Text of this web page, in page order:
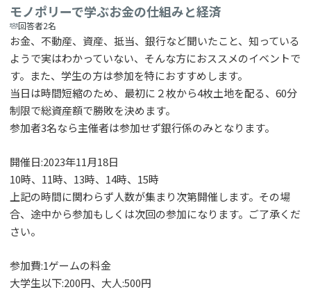
モノポリーで学ぶお金の仕組みと経済
回答者2名
お金、不動産、資産、抵当、銀行など聞いたこと、知っている
ようで実はわかっていない、そんな方におススメのイベントで
す。また、学生の方は参加を特におすすめします。
当日は時間短縮のため、最初に２枚から4枚土地を配る、60分
制限で総資産額で勝敗を決めます。
参加者3名なら主催者は参加せず銀行係のみとなります。
開催日:2023年11月18日
10時、11時、13時、14時、15時
上記の時間に関わらず人数が集まり次第開催します。その場
合、途中から参加もしくは次回の参加になります。ご了承くだ
さい。
参加費:1ゲームの料金
大学生以下:200円、大人:500円